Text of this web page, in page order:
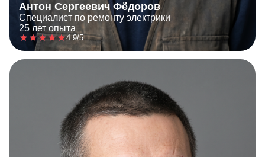
Антон Сергеевич Фёдоров
Специалист по ремонту электрики
25 лет опыта
4.9/5